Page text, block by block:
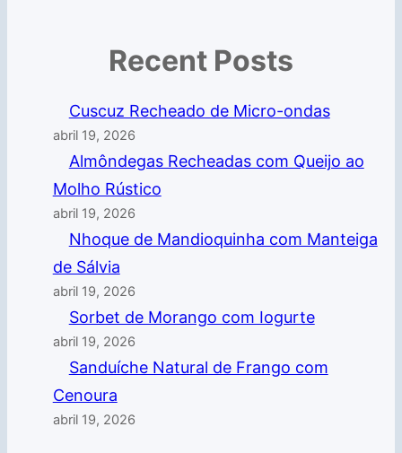
Recent Posts
Cuscuz Recheado de Micro-ondas
abril 19, 2026
Almôndegas Recheadas com Queijo ao
Molho Rústico
abril 19, 2026
Nhoque de Mandioquinha com Manteiga
de Sálvia
abril 19, 2026
Sorbet de Morango com Iogurte
abril 19, 2026
Sanduíche Natural de Frango com
Cenoura
abril 19, 2026